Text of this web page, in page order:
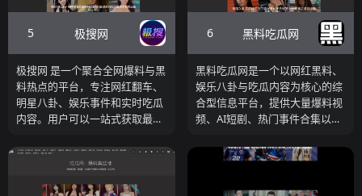
5 极搜网
极搜网 是一个聚合全网爆料与黑
料热点的平台，专注网红翻车、
明星八卦、娱乐事件和实时吃瓜
内容。用户可以一站式获取最新
料，是吃瓜爱好者的便捷站点。
6 黑料吃瓜网
黑料吃瓜网是一个以网红黑料、
娱乐八卦与吃瓜内容为核心的综
合型信息平台，提供大量爆料视
频、AI短剧、热门事件合集以及